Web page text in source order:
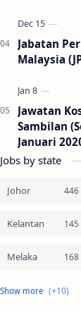
Jabatan
Malaysia
Jawatan
Sambilan
Januari
Jobs by state
Johor
Kelantan
Melaka
Pahang